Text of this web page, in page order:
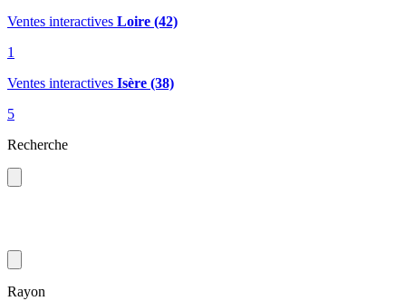
Ventes interactives Loire (42)
1
Ventes interactives Isère (38)
5
Recherche
Rayon